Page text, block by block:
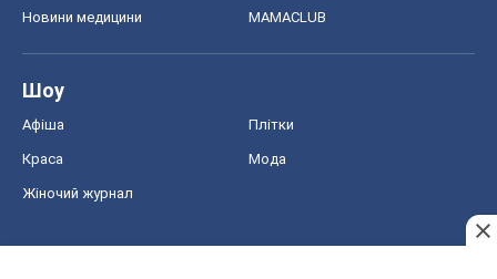
Новини медицини MAMACLUB
Шоу
Афіша Плітки
Краса Мода
Жіночий журнал